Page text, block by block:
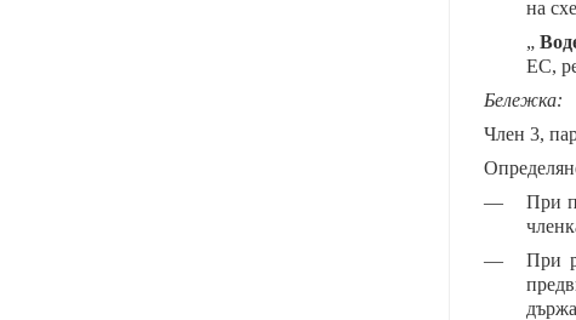
на
„
ЕС,
Бележка:
Член 3,
—
При
—
При